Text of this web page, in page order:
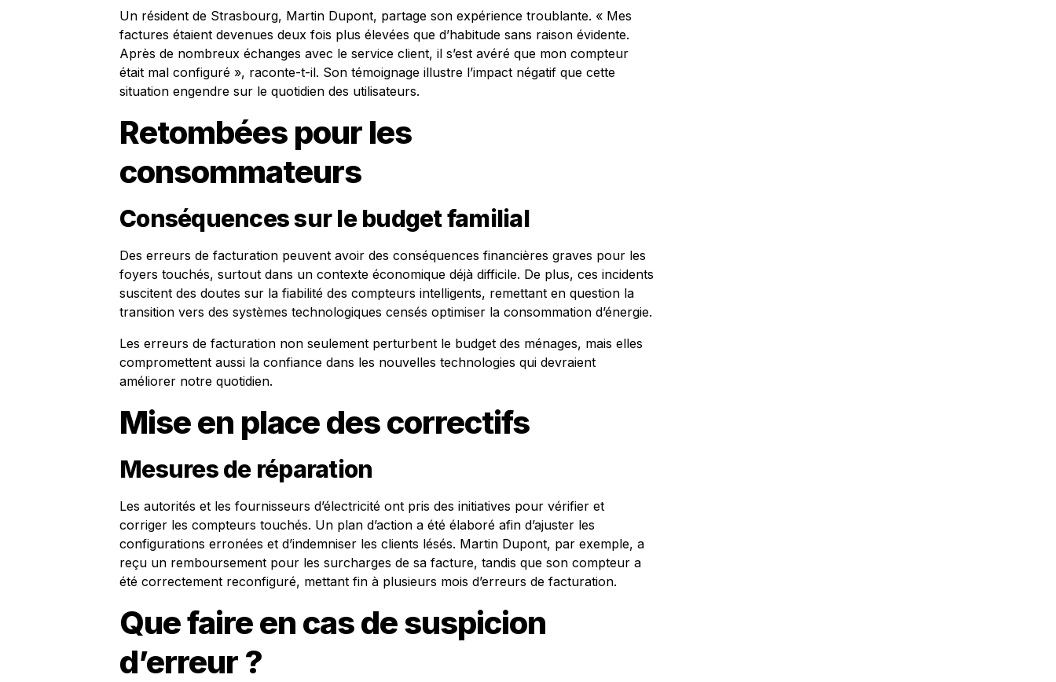
Un résident de Strasbourg, Martin Dupont, partage son expérience troublante. « Mes
factures étaient devenues deux fois plus élevées que d’habitude sans raison évidente.
Après de nombreux échanges avec le service client, il s’est avéré que mon compteur
était mal configuré », raconte-t-il. Son témoignage illustre l’impact négatif que cette
situation engendre sur le quotidien des utilisateurs.
Retombées pour les
consommateurs
Conséquences sur le budget familial
Des erreurs de facturation peuvent avoir des conséquences financières graves pour les
foyers touchés, surtout dans un contexte économique déjà difficile. De plus, ces incidents
suscitent des doutes sur la fiabilité des compteurs intelligents, remettant en question la
transition vers des systèmes technologiques censés optimiser la consommation d’énergie.
Les erreurs de facturation non seulement perturbent le budget des ménages, mais elles
compromettent aussi la confiance dans les nouvelles technologies qui devraient
améliorer notre quotidien.
Mise en place des correctifs
Mesures de réparation
Les autorités et les fournisseurs d’électricité ont pris des initiatives pour vérifier et
corriger les compteurs touchés. Un plan d’action a été élaboré afin d’ajuster les
configurations erronées et d’indemniser les clients lésés. Martin Dupont, par exemple, a
reçu un remboursement pour les surcharges de sa facture, tandis que son compteur a
été correctement reconfiguré, mettant fin à plusieurs mois d’erreurs de facturation.
Que faire en cas de suspicion
d’erreur ?